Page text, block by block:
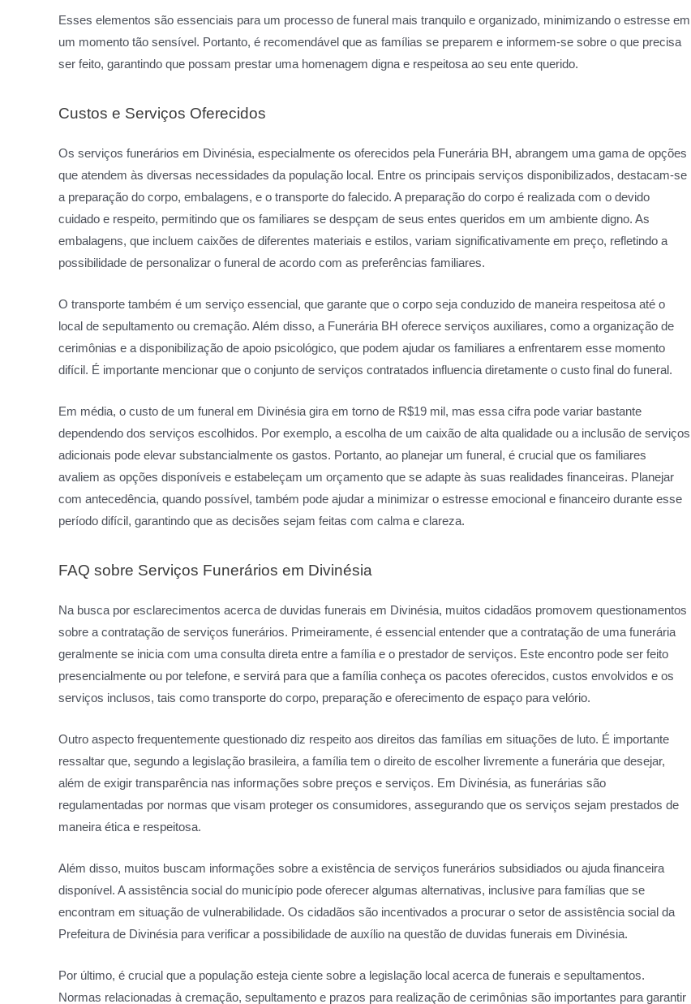
Esses elementos são essenciais para um processo de funeral mais tranquilo e organizado, minimizando o estresse em
um momento tão sensível. Portanto, é recomendável que as famílias se preparem e informem-se sobre o que precisa
ser feito, garantindo que possam prestar uma homenagem digna e respeitosa ao seu ente querido.
Custos e Serviços Oferecidos
Os serviços funerários em Divinésia, especialmente os oferecidos pela Funerária BH, abrangem uma gama de opções
que atendem às diversas necessidades da população local. Entre os principais serviços disponibilizados, destacam-se
a preparação do corpo, embalagens, e o transporte do falecido. A preparação do corpo é realizada com o devido
cuidado e respeito, permitindo que os familiares se despçam de seus entes queridos em um ambiente digno. As
embalagens, que incluem caixões de diferentes materiais e estilos, variam significativamente em preço, refletindo a
possibilidade de personalizar o funeral de acordo com as preferências familiares.
O transporte também é um serviço essencial, que garante que o corpo seja conduzido de maneira respeitosa até o
local de sepultamento ou cremação. Além disso, a Funerária BH oferece serviços auxiliares, como a organização de
cerimônias e a disponibilização de apoio psicológico, que podem ajudar os familiares a enfrentarem esse momento
difícil. É importante mencionar que o conjunto de serviços contratados influencia diretamente o custo final do funeral.
Em média, o custo de um funeral em Divinésia gira em torno de R$19 mil, mas essa cifra pode variar bastante
dependendo dos serviços escolhidos. Por exemplo, a escolha de um caixão de alta qualidade ou a inclusão de serviços
adicionais pode elevar substancialmente os gastos. Portanto, ao planejar um funeral, é crucial que os familiares
avaliem as opções disponíveis e estabeleçam um orçamento que se adapte às suas realidades financeiras. Planejar
com antecedência, quando possível, também pode ajudar a minimizar o estresse emocional e financeiro durante esse
período difícil, garantindo que as decisões sejam feitas com calma e clareza.
FAQ sobre Serviços Funerários em Divinésia
Na busca por esclarecimentos acerca de duvidas funerais em Divinésia, muitos cidadãos promovem questionamentos
sobre a contratação de serviços funerários. Primeiramente, é essencial entender que a contratação de uma funerária
geralmente se inicia com uma consulta direta entre a família e o prestador de serviços. Este encontro pode ser feito
presencialmente ou por telefone, e servirá para que a família conheça os pacotes oferecidos, custos envolvidos e os
serviços inclusos, tais como transporte do corpo, preparação e oferecimento de espaço para velório.
Outro aspecto frequentemente questionado diz respeito aos direitos das famílias em situações de luto. É importante
ressaltar que, segundo a legislação brasileira, a família tem o direito de escolher livremente a funerária que desejar,
além de exigir transparência nas informações sobre preços e serviços. Em Divinésia, as funerárias são
regulamentadas por normas que visam proteger os consumidores, assegurando que os serviços sejam prestados de
maneira ética e respeitosa.
Além disso, muitos buscam informações sobre a existência de serviços funerários subsidiados ou ajuda financeira
disponível. A assistência social do município pode oferecer algumas alternativas, inclusive para famílias que se
encontram em situação de vulnerabilidade. Os cidadãos são incentivados a procurar o setor de assistência social da
Prefeitura de Divinésia para verificar a possibilidade de auxílio na questão de duvidas funerais em Divinésia.
Por último, é crucial que a população esteja ciente sobre a legislação local acerca de funerais e sepultamentos.
Normas relacionadas à cremação, sepultamento e prazos para realização de cerimônias são importantes para garantir